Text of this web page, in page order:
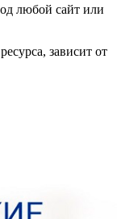
любой сайт или
зависит от